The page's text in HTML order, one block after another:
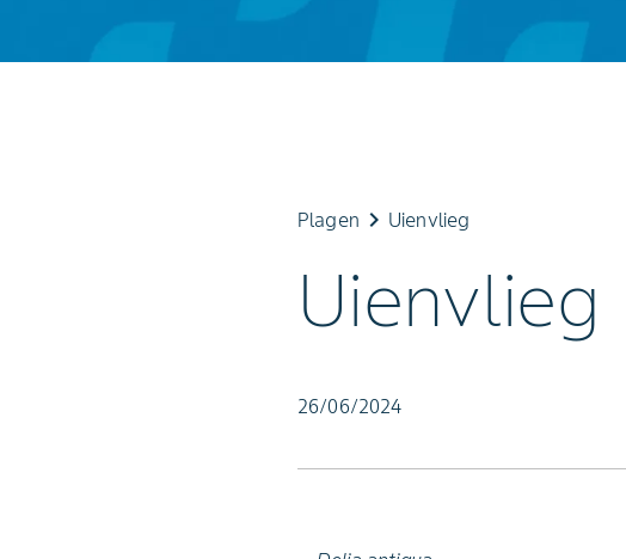
Plagen keyboard_arrow_right Uienvlieg
Uienvlieg
26/06/2024